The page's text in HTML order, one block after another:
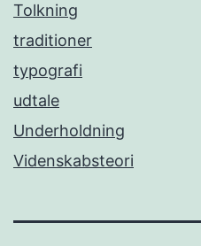
Tolkning
traditioner
typografi
udtale
Underholdning
Videnskabsteori